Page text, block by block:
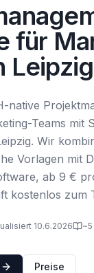
für
Leipzig
native
Teams mit
Wir
Vorlagen mit
ab 9 €
kostenlos zum
10.6.2026
Preise